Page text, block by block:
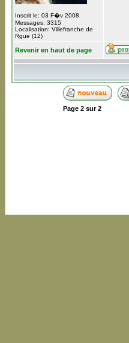
Inscrit le: 03 F�v 2008
Messages: 3315
Localisation: Villefranche de
Rgue (12)
Revenir en haut de page
Page 2sur2